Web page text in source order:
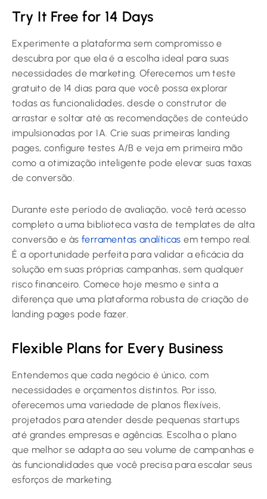
Try It Free for 14 Days
Experimente a plataforma sem compromisso e
descubra por que ela é a escolha ideal para suas
necessidades de marketing. Oferecemos um teste
gratuito de 14 dias para que você possa explorar
todas as funcionalidades, desde o construtor de
arrastar e soltar até as recomendações de conteúdo
impulsionadas por IA. Crie suas primeiras landing
pages, configure testes A/B e veja em primeira mão
como a otimização inteligente pode elevar suas taxas
de conversão.
Durante este período de avaliação, você terá acesso
completo a uma biblioteca vasta de templates de alta
conversão e àsferramentas analíticas em tempo real.
É a oportunidade perfeita para validar a eficácia da
solução em suas próprias campanhas, sem qualquer
risco financeiro. Comece hoje mesmo e sinta a
diferença que uma plataforma robusta de criação de
landing pages pode fazer.
Flexible Plans for Every Business
Entendemos que cada negócio é único, com
necessidades e orçamentos distintos. Por isso,
oferecemos uma variedade de planos flexíveis,
projetados para atender desde pequenas startups
até grandes empresas e agências. Escolha o plano
que melhor se adapta ao seu volume de campanhas e
às funcionalidades que você precisa para escalar seus
esforços de marketing.